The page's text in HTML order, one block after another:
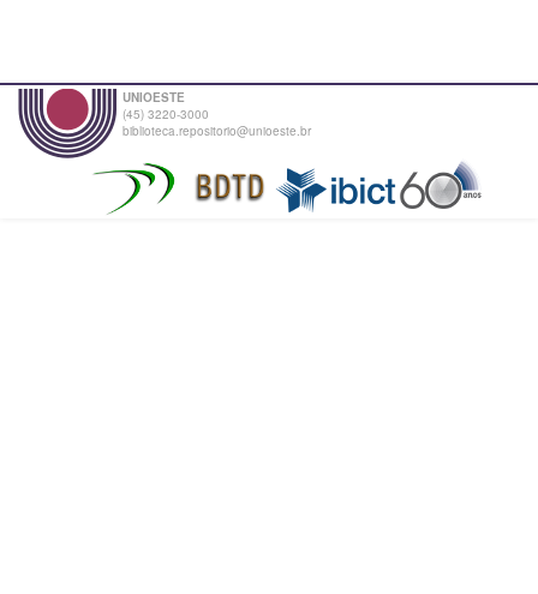
UNIOESTE
(45) 3220-3000
biblioteca.repositorio@unioeste.br